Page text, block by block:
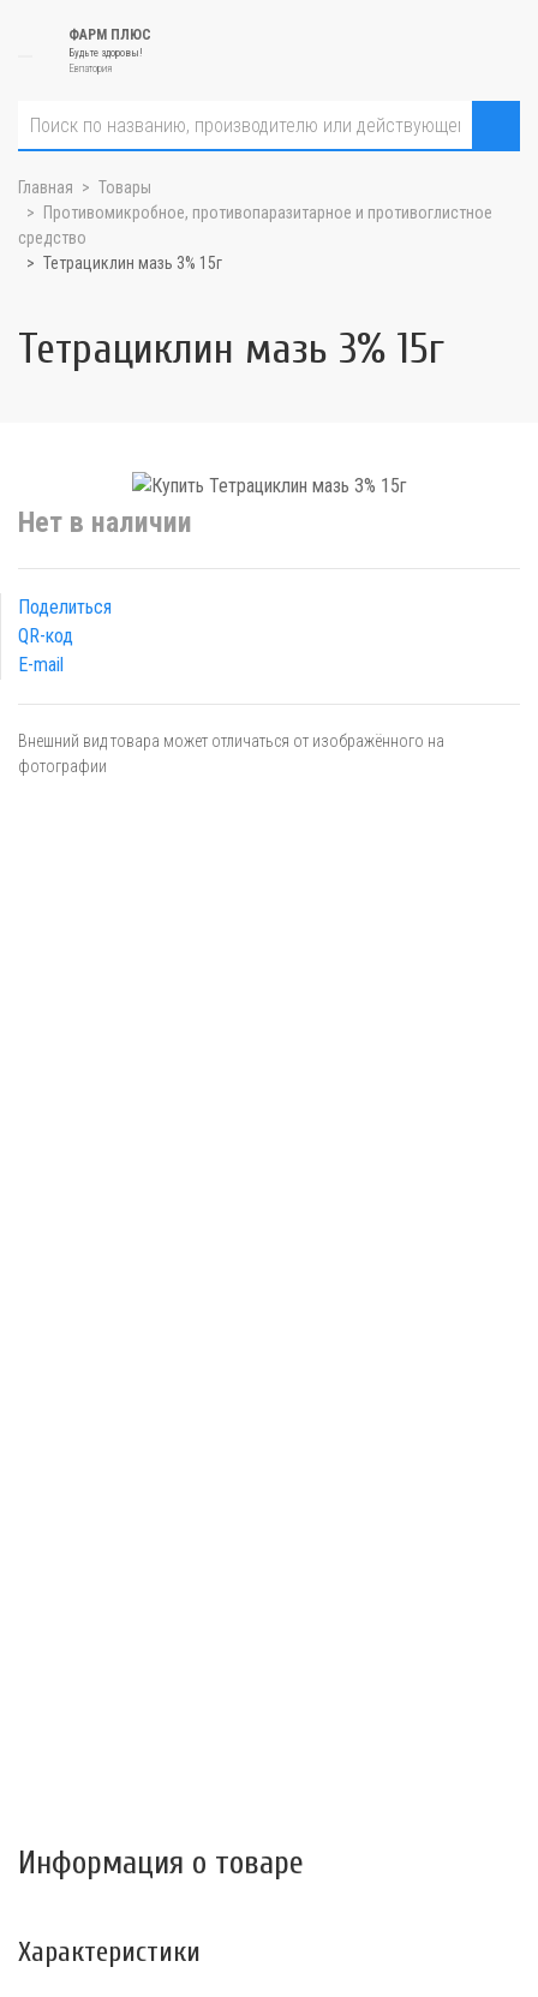
ФАРМ ПЛЮС
Будьте здоровы!
Евпатория
Главная
Товары
Противомикробное, противопаразитарное и противоглистное
средство
Тетрациклин мазь 3% 15г
Тетрациклин мазь 3% 15г
Нет в наличии
Поделиться
QR-код
E-mail
Внешний вид товара может отличаться от изображённого на
фотографии
Информация о товаре
Характеристики